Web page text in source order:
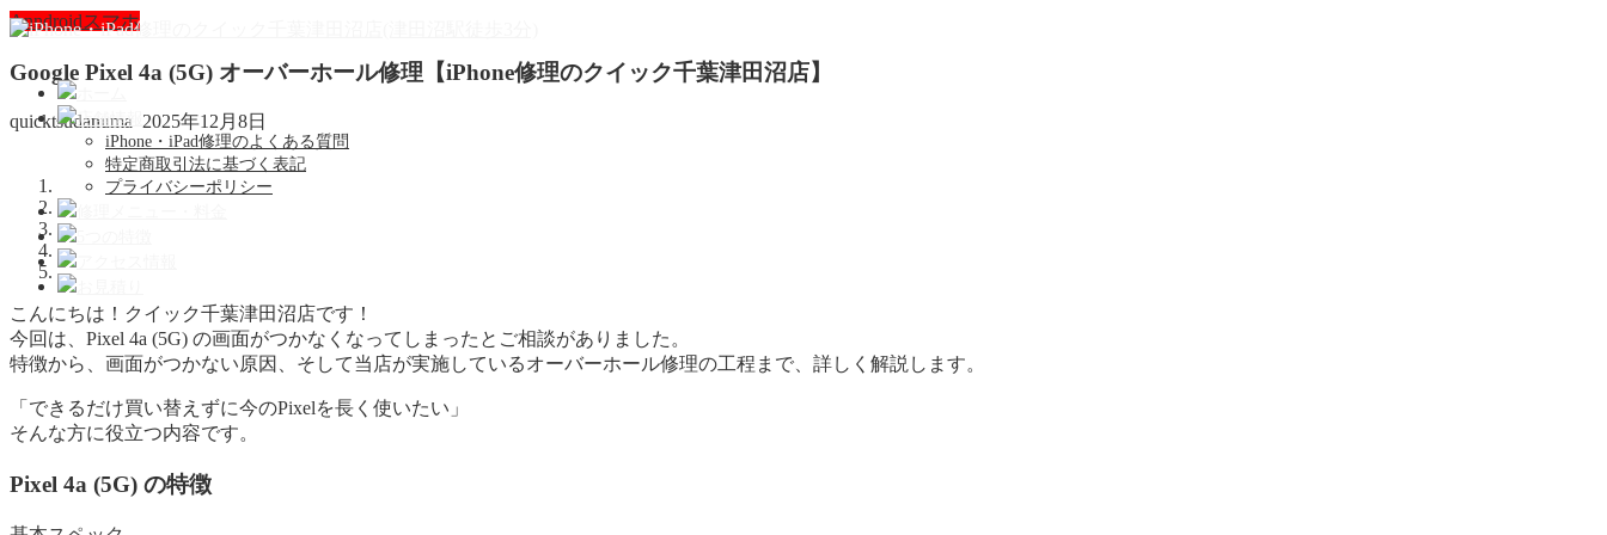
店舗情報
iPhone・iPad修理のよくある質問
特定商取引法に基づく表記
プライバシーポリシー
Anndroidスマホ
Google Pixel 4a (5G) オーバーホール修理【iPhone修理のクイック千葉津田沼店】
quicktsudanuma 2025年12月8日
こんにちは！クイック千葉津田沼店です！
今回は、Pixel 4a (5G) の画面がつかなくなってしまったとご相談がありました。
特徴から、画面がつかない原因、そして当店が実施しているオーバーホール修理の工程まで、詳しく解説します。
「できるだけ買い替えずに今のPixelを長く使いたい」
そんな方に役立つ内容です。
Pixel 4a (5G) の特徴